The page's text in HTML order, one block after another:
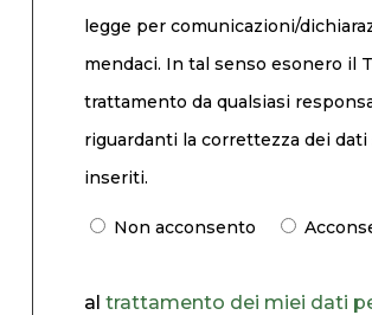
legge per comunicazioni/
mendaci. In tal senso esonero il
trattamento da qualsiasi
riguardanti la correttezza dei dati
inseriti.
Non acconsento
al trattamento dei miei dati